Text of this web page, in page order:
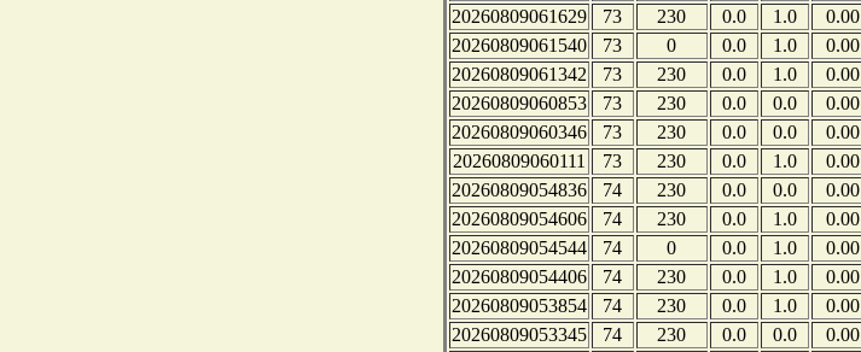
20260809061629
73 230 0.0 1.0 0.00
20260809061540
73 0 0.0 1.0 0.00
20260809061342
73 230 0.0 1.0 0.00
20260809060853
73 230 0.0 0.0 0.00
20260809060346
73 230 0.0 0.0 0.00
20260809060111
73 230 0.0 1.0 0.00
20260809054836
74 230 0.0 0.0 0.00
20260809054606
74 230 0.0 1.0 0.00
20260809054544
74 0 0.0 1.0 0.00
20260809054406
74 230 0.0 1.0 0.00
20260809053854
74 230 0.0 1.0 0.00
20260809053345
74 230 0.0 0.0 0.00